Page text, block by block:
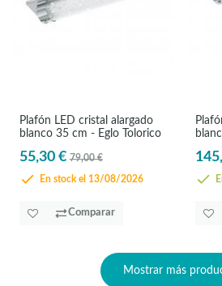
Plafón LED cristal alargado
blanco 35 cm - Eglo Tolorico
55,30 € 79,00 €
En stock el 13/08/2026
Comparar
Mostrar más